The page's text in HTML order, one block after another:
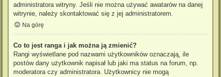
administratora witryny. Jeśli nie można używać awatarów na danej
witrynie, należy skontaktować się z jej administratorem.
Na górę
Co to jest ranga i jak można ją zmienić?
Rangi wyświetlane pod nazwami użytkowników oznaczają, ile
postów dany użytkownik napisał lub jaki ma status na forum, np.
moderatora czy administratora. Użytkownicy nie mogą